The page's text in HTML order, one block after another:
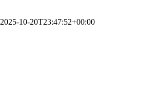
2025-10-20T23:47:52+00:00